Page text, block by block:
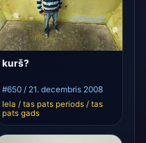
kurš?
#650 / 21. decembris 2008
Iela / tas pats periods / tas
pats gads